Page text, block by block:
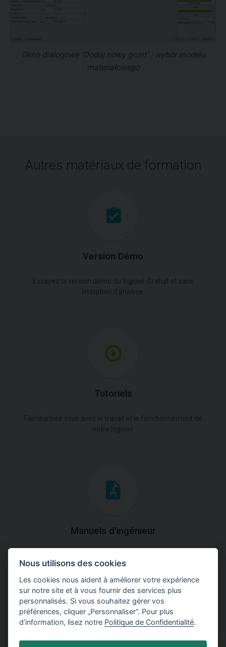
Okno dialogowe "Dodaj nowy grunt" - wybór modelu
materiałowego
Autres matériaux de formation
Version Démo
Tutoriels
Manuels d'ingénieur
théoriques et pratiques du fonctionnement des
programmes.
Nous utilisons des cookies
Les cookies nous aident à améliorer votre expérience
sur notre site et à vous fournir des services plus
personnalisés. Si vous souhaitez gérer vos
préférences, cliquer „Personnaliser“. Pour plus
d’information, lisez notre Politique de Confidentialité.